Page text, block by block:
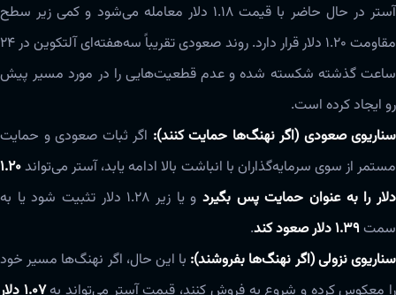
آستر در حال حاضر با قیمت ۱.۱۸ دلار معامله می‌شود و کمی زیر سطح
مقاومت ۱.۲۰ دلار قرار دارد. روند صعودی تقریباً سه‌هفته‌ای آلتکوین در ۲۴
ساعت گذشته شکسته شده و عدم قطعیت‌هایی را در مورد مسیر پیش
رو ایجاد کرده است.
سناریوی صعودی (اگر نهنگ‌ها حمایت کنند): اگر ثبات صعودی و حمایت
مستمر از سوی سرمایه‌گذاران با انباشت بالا ادامه یابد، آستر می‌تواند۱.۲۰
دلار را به عنوان حمایت پس بگیرد
و یا زیر ۱.۲۸ دلار تثبیت شود یا به
سمت۱.۳۹ دلار صعود کند
.
سناریوی نزولی (اگر نهنگ‌ها بفروشند): با این حال، اگر نهنگ‌ها مسیر خود